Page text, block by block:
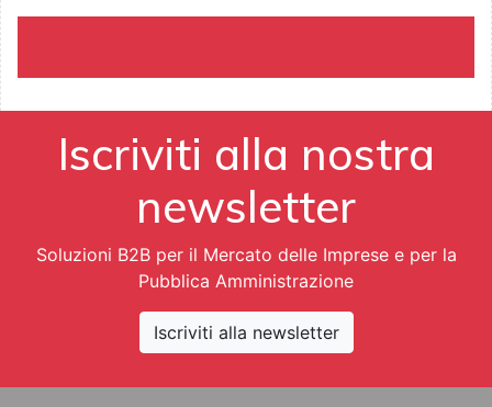
Iscriviti alla nostra
newsletter
Soluzioni B2B per il Mercato delle Imprese e per la
Pubblica Amministrazione
Iscriviti alla newsletter